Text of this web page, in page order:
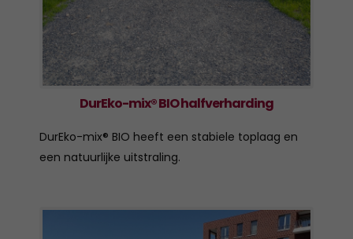
DurEko-mix® BIO halfverharding
DurEko-mix® BIO heeft een stabiele toplaag en
een natuurlijke uitstraling.